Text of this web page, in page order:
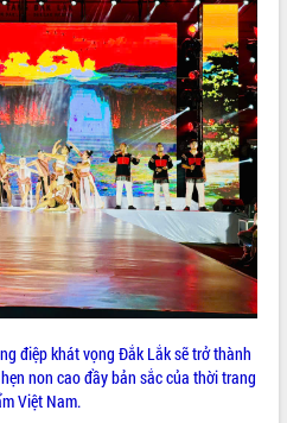
điệp khát vọng Đắk Lắk sẽ trở thành
non cao đầy bản sắc của thời trang
Việt Nam.